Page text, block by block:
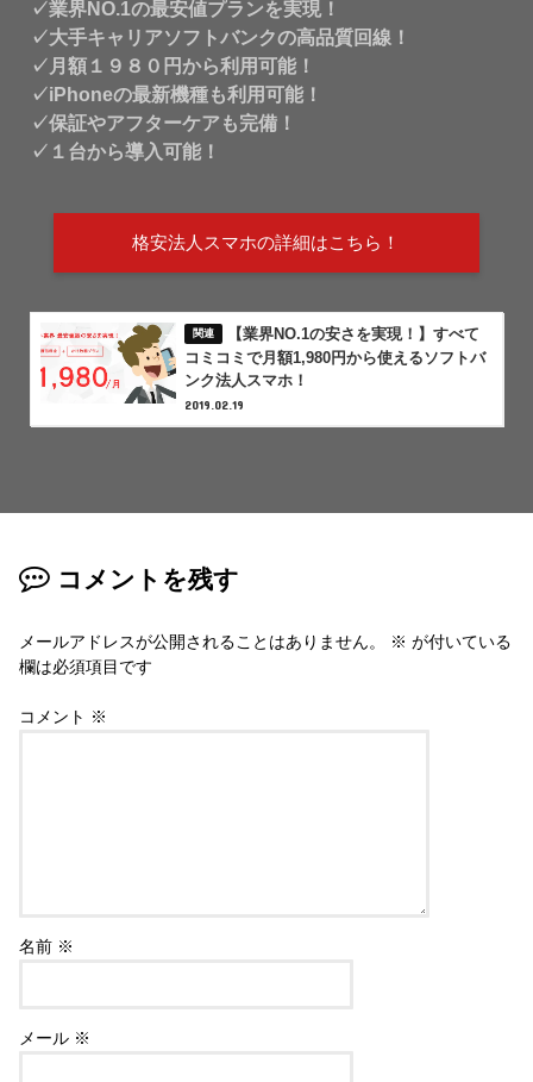
✓業界NO.1の最安値プランを実現！
✓大手キャリアソフトバンクの高品質回線！
✓月額１９８０円から利用可能！
✓iPhoneの最新機種も利用可能！
✓保証やアフターケアも完備！
✓１台から導入可能！
格安法人スマホの詳細はこちら！
【業界NO.1の安さを実現！】すべて
コミコミで月額1,980円から使えるソフトバ
ンク法人スマホ！
2019.02.19
コメントを残す
メールアドレスが公開されることはありません。 ※ が付いている
欄は必須項目です
コメント ※
名前 ※
メール ※